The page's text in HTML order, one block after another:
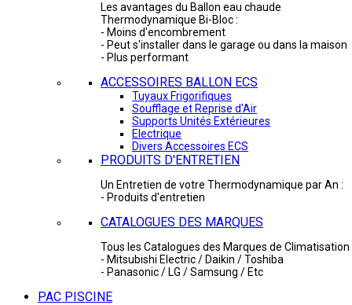
Les avantages du Ballon eau chaude
Thermodynamique Bi-Bloc :
- Moins d'encombrement
- Peut s'installer dans le garage ou dans la maison
- Plus performant
ACCESSOIRES BALLON ECS
Tuyaux Frigorifiques
Soufflage et Reprise d'Air
Supports Unités Extérieures
Electrique
Divers Accessoires ECS
PRODUITS D'ENTRETIEN
Un Entretien de votre Thermodynamique par An :
- Produits d'entretien
CATALOGUES DES MARQUES
Tous les Catalogues des Marques de Climatisation
- Mitsubishi Electric / Daikin / Toshiba
- Panasonic / LG / Samsung / Etc
PAC PISCINE